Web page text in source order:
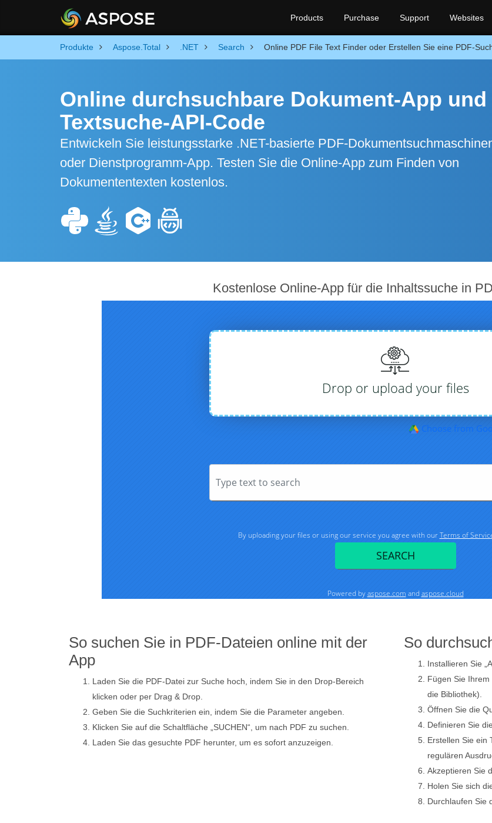
Products Purchase Support Websites
Produkte Aspose.Total .NET Search Online PDF File Text Finder oder Erstellen Sie eine PDF-
Online durchsuchbare Dokument-App und
Textsuche-API-Code
Entwickeln Sie leistungsstarke .NET-basierte PDF-
oder Dienstprogramm-App. Testen Sie die Online-App zum Finden von
Dokumententexten kostenlos.
Kostenlose Online-App für die Inhaltssuche in
So suchen Sie in PDF-Dateien online mit der
App
Laden Sie die PDF-Datei zur Suche hoch, indem Sie in den Drop-Bereich
klicken oder per Drag & Drop.
Geben Sie die Suchkriterien ein, indem Sie die Parameter angeben.
Klicken Sie auf die Schaltfläche „SUCHEN“, um nach PDF zu suchen.
Laden Sie das gesuchte PDF herunter, um es sofort anzuzeigen.
So
Installieren Sie
Fügen Sie
die Bibliothek).
Öffnen Sie die
Definieren Sie
Erstellen Sie ein
regulären
Akzeptieren Sie
Holen Sie sich
Durchlaufen Sie